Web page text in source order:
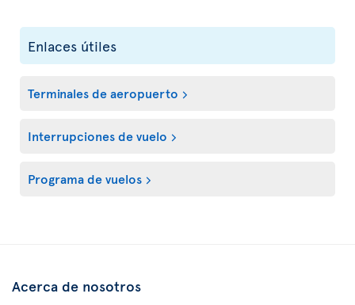
Enlaces útiles
Terminales de aeropuerto
Interrupciones de vuelo
Programa de vuelos
Acerca de nosotros